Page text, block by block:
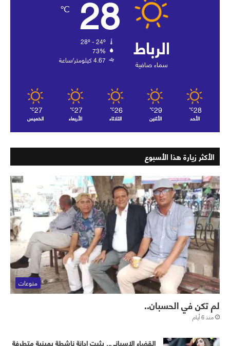
الرباط
سماء صافية
℃
73%
4.67 كيلومتر/ساعة
28
℃
الأحد
29
℃
الأثنين
26
℃
الثلاثاء
27
℃
الأربعاء
27
℃
الخميس
الأكثر زيارة هذا الأسبوع
منوعات
لم تكن في الحسبان..
منذ 6 أيام
القضاء الإسباني.. يثبت إدانة ناشطة يمينية متطرفة